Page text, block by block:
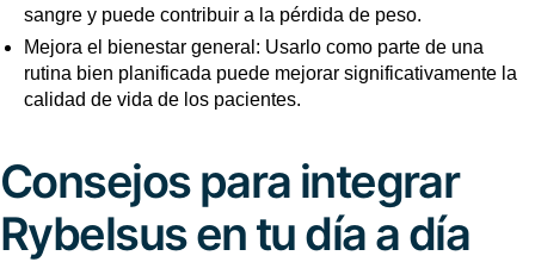
sangre y puede contribuir a la pérdida de peso.
Mejora el bienestar general: Usarlo como parte de una
rutina bien planificada puede mejorar significativamente la
calidad de vida de los pacientes.
Consejos para integrar
Rybelsus en tu día a día